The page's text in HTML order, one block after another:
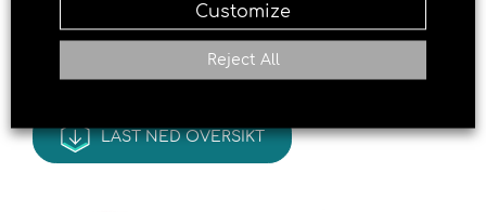
LAST NED OVERSIKT
Reject All
Customize